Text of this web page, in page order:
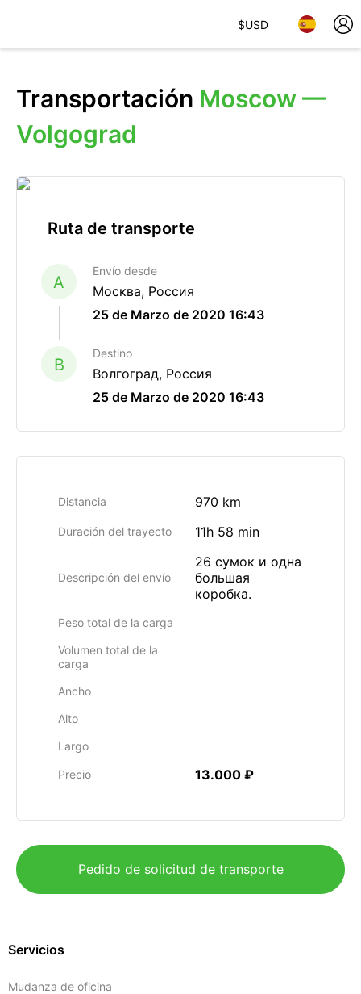
$USD
Transportación Moscow —
Volgograd
Ruta de transporte
A
Envío desde
Москва, Россия
25 de Marzo de 2020 16:43
B
Destino
Волгоград, Россия
25 de Marzo de 2020 16:43
Distancia 970 km
Duración del trayecto 11h 58 min
Descripción del envío
26 сумок и одна
большая
коробка.
Peso total de la carga
Volumen total de la
carga
Ancho
Alto
Largo
Precio 13.000 ₽
Pedido de solicitud de transporte
Servicios
Mudanza de oficina